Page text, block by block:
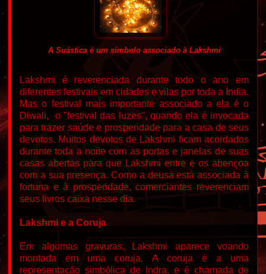
A Suástica é um símbolo associado à Lakshmi
Lakshmi é reverenciada durante todo o ano em
diferentes festivais em cidades e vilas por toda a Índia.
Mas o festival mais importante associado a ela é o
Diwali, o "festival das luzes", quando ela é invocada
para trazer saúde e prosperidade para a casa de seus
devotos. Muitos devotos de Lakshmi ficam acordados
durante toda a noite com as portas e janelas de suas
casas abertas para que Lakshmi entre e os abençoa
com a sua presença. Como a deusa está associada à
fortuna e à prosperidade, comerciantes reverenciam
seus livros caixa nesse dia.
Lakshmi e a Coruja
Em algumas gravuras, Lakshmi aparece voando
montada em uma coruja. A coruja é a uma
representação simbólica de Indra, e é chamada de